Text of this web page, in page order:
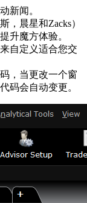
新闻。
，晨星和Zacks）
升魔方体验。
自定义适合您交
，当更改一个窗
码会自动变更。